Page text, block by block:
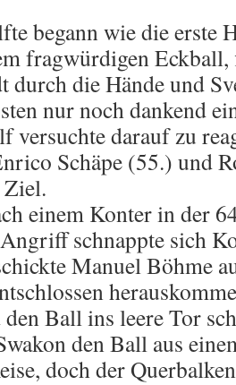
begann wie die erste
fragwürdigen
durch die Hände und
nur noch dankend
versuchte darauf zu
Schäpe (55.) und
Ziel.
einem Konter in der
schnappte sich
Manuel Böhme
Ball ins leere Tor
den Ball aus
doch der